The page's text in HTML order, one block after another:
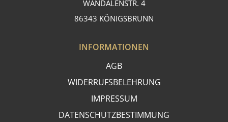
WANDALENSTR. 4
86343 KÖNIGSBRUNN
INFORMATIONEN
AGB
WIDERRUFSBELEHRUNG
IMPRESSUM
DATENSCHUTZBESTIMMUNG